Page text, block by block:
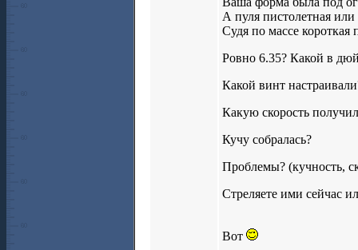
А пуля пистолетная
Судя по массе короткая
Ровно 6.35? Какой в
Какой винт
Какую скорость
Кучу собралась?
Проблемы? (кучность,
Стреляете ими сейчас
Вот